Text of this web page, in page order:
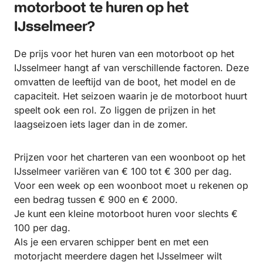
motorboot te huren op het
IJsselmeer?
De prijs voor het huren van een motorboot op het
IJsselmeer hangt af van verschillende factoren. Deze
omvatten de leeftijd van de boot, het model en de
capaciteit. Het seizoen waarin je de motorboot huurt
speelt ook een rol. Zo liggen de prijzen in het
laagseizoen iets lager dan in de zomer.
Prijzen voor het charteren van een woonboot op het
IJsselmeer variëren van € 100 tot € 300 per dag.
Voor een week op een woonboot moet u rekenen op
een bedrag tussen € 900 en € 2000.
Je kunt een kleine motorboot huren voor slechts €
100 per dag.
Als je een ervaren schipper bent en met een
motorjacht meerdere dagen het IJsselmeer wilt